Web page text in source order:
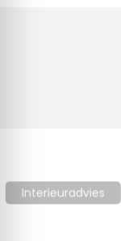
voor social
kunnen deze
Interieuradvies